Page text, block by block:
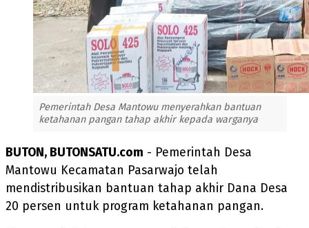
Pemerintah Desa Mantowu menyerahkan bantuan
ketahanan pangan tahap akhir kepada warganya
BUTON, BUTONSATU.com - Pemerintah Desa
Mantowu Kecamatan Pasarwajo telah
mendistribusikan bantuan tahap akhir Dana Desa
20 persen untuk program ketahanan pangan.